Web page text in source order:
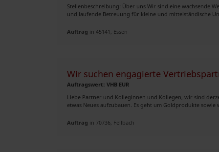
Stellenbeschreibung: Über uns Wir sind eine wachsende
und laufende Betreuung für kleine und mittelständische
Auftrag in 45141, Essen
Wir suchen engagierte
Auftragswert: VHB EUR
Liebe Partner und Kolleginnen und Kollegen, wir sind
etwas Neues aufzubauen. Es geht um Goldprodukte sowie
Auftrag in 70736, Fellbach